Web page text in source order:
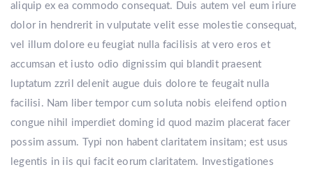
aliquip ex ea commodo consequat. Duis autem vel eum iriure
dolor in hendrerit in vulputate velit esse molestie consequat,
vel illum dolore eu feugiat nulla facilisis at vero eros et
accumsan et iusto odio dignissim qui blandit praesent
luptatum zzril delenit augue duis dolore te feugait nulla
facilisi. Nam liber tempor cum soluta nobis eleifend option
congue nihil imperdiet doming id quod mazim placerat facer
possim assum. Typi non habent claritatem insitam; est usus
legentis in iis qui facit eorum claritatem. Investigationes